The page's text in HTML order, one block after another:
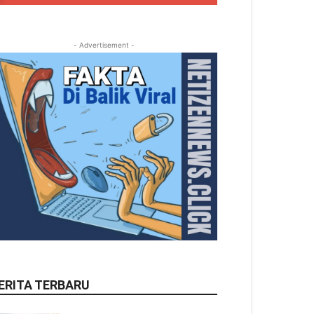
- Advertisement -
TERBARU